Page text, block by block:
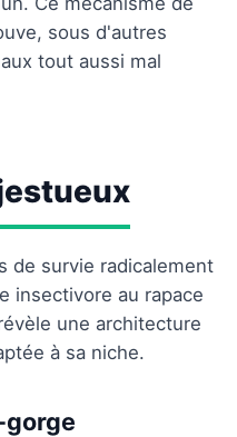
sous d'autres
tout aussi mal
de survie radicalement
insectivore au rapace
une architecture
à sa niche.
gorge